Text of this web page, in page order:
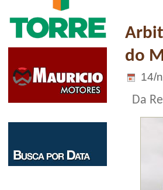
do
14/
Da